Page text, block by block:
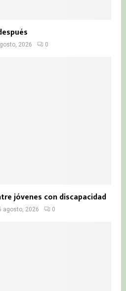
2026 0
jóvenes con discapacidad
agosto, 2026 0